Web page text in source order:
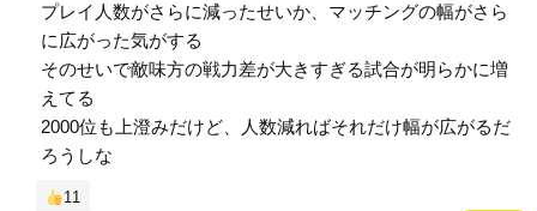
プレイ人数がさらに減ったせいか、マッチングの幅がさら
に広がった気がする
そのせいで敵味方の戦力差が大きすぎる試合が明らかに増
えてる
2000位も上澄みだけど、人数減ればそれだけ幅が広がるだ
ろうしな
11